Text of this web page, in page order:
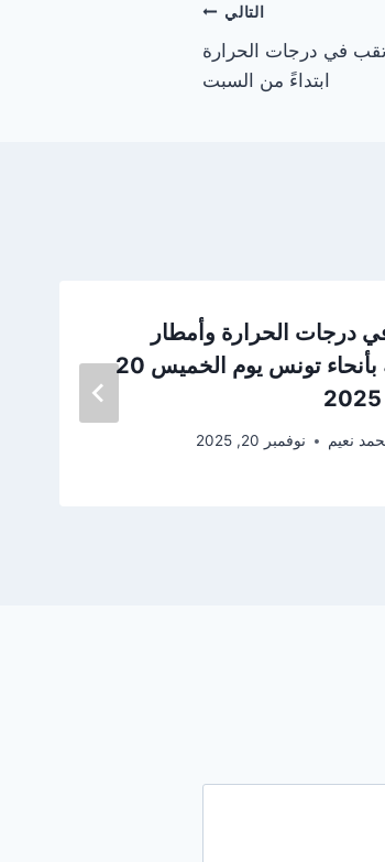
التالي
في درجات الحرارة
ابتداءً من السبت
درجات الحرارة وأمطار
متفرقة بأنحاء تونس يوم الخميس 20
نعيم نوفمبر 20, 2025